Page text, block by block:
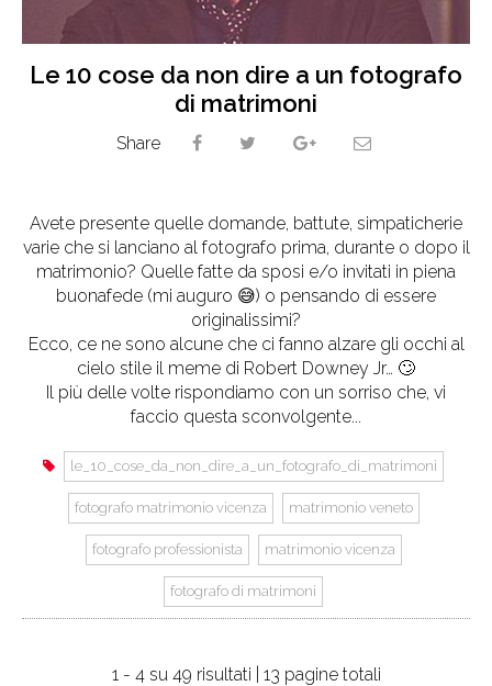
Le 10 cose da non dire a un fotografo
di matrimoni
Share
Avete presente quelle domande, battute, simpaticherie
varie che si lanciano al fotografo prima, durante o dopo il
matrimonio? Quelle fatte da sposi e/o invitati in piena
buonafede (mi auguro 😅) o pensando di essere
originalissimi?
Ecco, ce ne sono alcune che ci fanno alzare gli occhi al
cielo stile il meme di Robert Downey Jr… 🙄
Il più delle volte rispondiamo con un sorriso che, vi
faccio questa sconvolgente...
le_10_cose_da_non_dire_a_un_fotografo_di_matrimoni
fotografo matrimonio vicenza matrimonio veneto
fotografo professionista matrimonio vicenza
fotografo di matrimoni
1 - 4 su 49 risultati | 13 pagine totali